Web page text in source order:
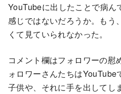
YouTubeに出したことで病ん
感じではないだろうか。もう
くて見ていられなかった。
コメント欄はフォロワーの慰
ォロワーさんたちはYouTube
子供や、それに手を出してし